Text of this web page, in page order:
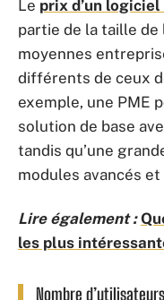
Le prix d’un logiciel
partie de la taille de
moyennes
différents de ceux
exemple, une PME
solution de base
tandis qu’une
modules avancés
Lire également :
les plus
Nombre d’utilisateurs